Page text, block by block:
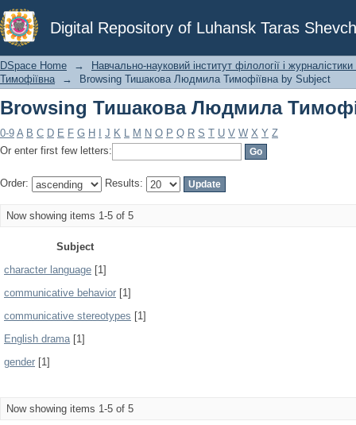
Digital Repository of Luhansk Taras
Browsing Тишакова Людмила
DSpace Home →
Навчально-науковий інститут філології і
Тимофіївна
→ Browsing Тишакова Людмила Тимофіївна by Subject
Browsing Тишакова Людмила
0-9 A B C D E F G H J K L M N O P Q R S T U V W X Y Z
Or enter first few letters:
Order: Results:
Now showing items 1-5 of 5
Subject
character language [1]
communicative behavior [1]
communicative stereotypes [1]
English drama[1]
gender [1]
Now showing items 1-5 of 5